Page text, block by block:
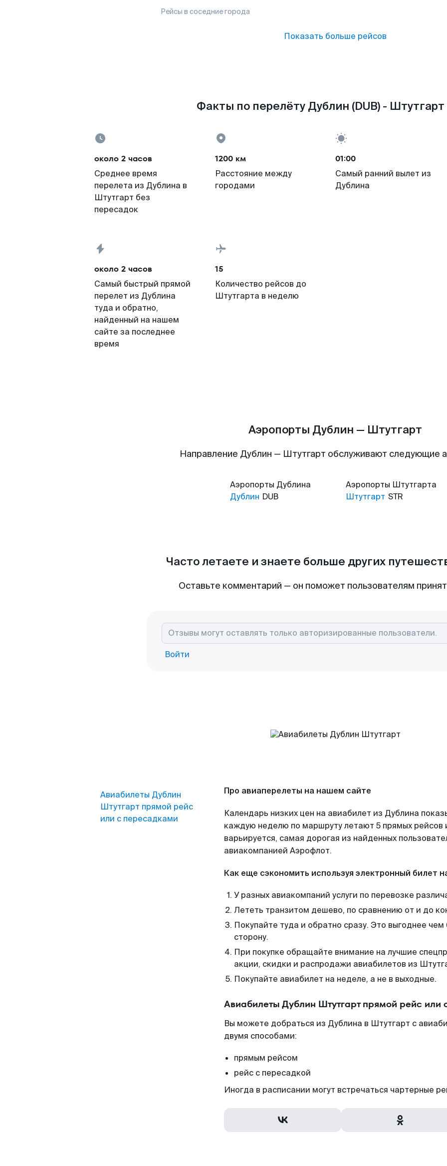
Рейсы в соседние города
Показать больше рейсов
Факты по перелёту Дублин (DUB) - Штутгарт
около 2 часов
Среднее время
перелета из Дублина в
Штутгарт без
пересадок
1200 км
Расстояние между
городами
01:00
Самый ранний вылет из
Дублина
около 2 часов
Самый быстрый прямой
перелет из Дублина
туда и обратно,
найденный на нашем
сайте за последнее
время
15
Количество рейсов до
Штутгарта в неделю
Аэропорты Дублин — Штутгарт
Направление Дублин — Штутгарт обслуживают следующие
Аэропорты Дублина
Дублин DUB
Аэропорты Штутгарта
Штутгарт STR
Часто летаете и знаете больше других
Оставьте комментарий — он поможет пользователям
Войти
Авиабилеты Дублин
Штутгарт прямой рейс
или с пересадками
Про авиаперелеты на нашем сайте
Календарь низких цен на авиабилет из Дублина
каждую неделю по маршруту летают 5 прямых рейсов
варьируется, самая дорогая из найденных
авиакомпанией Аэрофлот.
Как еще сэкономить используя электронный билет
У разных авиакомпаний услуги по перевозке
Лететь транзитом дешево, по сравнению от и до
Покупайте туда и обратно сразу. Это выгоднее
сторону.
При покупке обращайте внимание на лучшие
акции, скидки и распродажи авиабилетов из
Покупайте авиабилет на неделе, а не в выходные.
Авиабилеты Дублин Штутгарт прямой рейс или
Вы можете добраться из Дублина в Штутгарт с
двумя способами:
прямым рейсом
рейс с пересадкой
Иногда в расписании могут встречаться чартерные